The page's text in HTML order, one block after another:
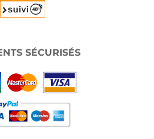
SÉCURISÉS